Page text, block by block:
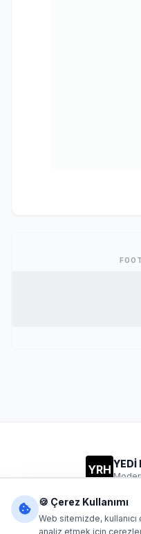
YRH YEDİ
🍪 Çerez Kullanımı
Web sitemizde,
analiz etmek için